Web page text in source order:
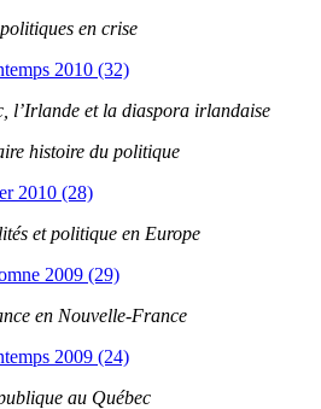
en crise
2010 (32)
l’Irlande et la diaspora irlandaise
histoire du politique
2010 (28)
et politique en Europe
2009 (29)
en Nouvelle-France
2009 (24)
au Québec